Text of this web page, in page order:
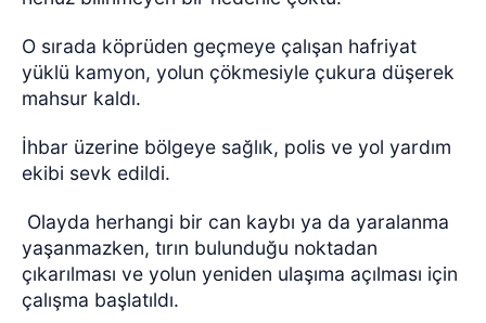
O sırada köprüden geçmeye çalışan hafriyat
yüklü kamyon, yolun çökmesiyle çukura düşerek
mahsur kaldı.
İhbar üzerine bölgeye sağlık, polis ve yol yardım
ekibi sevk edildi.
Olayda herhangi bir can kaybı ya da yaralanma
yaşanmazken, tırın bulunduğu noktadan
çıkarılması ve yolun yeniden ulaşıma açılması için
çalışma başlatıldı.